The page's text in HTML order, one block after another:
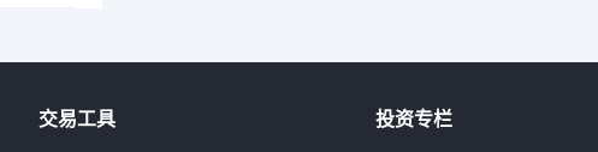
交易工具 投资专栏